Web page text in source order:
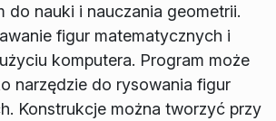
do nauki i nauczania geometrii.
figur matematycznych i
komputera. Program może
narzędzie do rysowania figur
Konstrukcje można tworzyć przy